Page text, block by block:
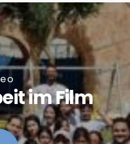
im Film